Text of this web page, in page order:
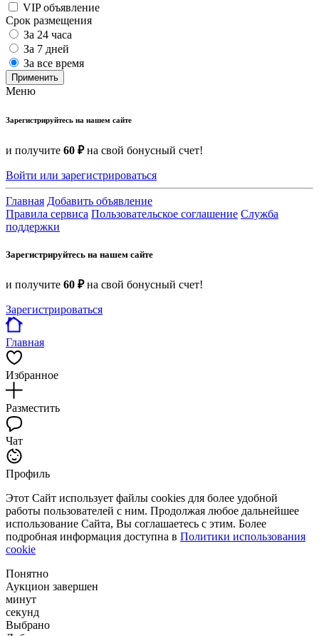
VIP объявление
Срок размещения
За 24 часа
За 7 дней
За все время
Применить
Меню
Зарегистрируйтесь на нашем сайте
и получите 60 ₽на свой бонусный счет!
Войти или зарегистрироваться
Главная Добавить объявление
Правила сервиса Пользовательское соглашение Служба
поддержки
Зарегистрируйтесь на нашем сайте
и получите 60 ₽на свой бонусный счет!
Зарегистрироваться
Главная
Избранное
Разместить
Чат
Профиль
Этот Сайт использует файлы cookies для более удобной
работы пользователей с ним. Продолжая любое дальнейшее
использование Сайта, Вы соглашаетесь с этим. Более
подробная информация доступна в Политики использования
cookie
Понятно
Аукцион завершен
минут
секунд
Выбрано